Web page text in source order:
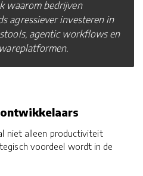
waarom bedrijven
agressiever investeren in
agentic workflows en
niet alleen productiviteit
voordeel wordt in de